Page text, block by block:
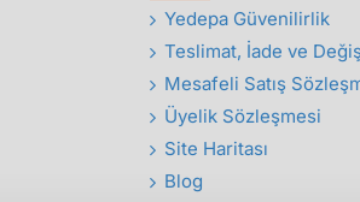
Yedepa Güvenilirlik
Teslimat, İade ve
Mesafeli Satış
Üyelik Sözleşmesi
Site Haritası
Blog